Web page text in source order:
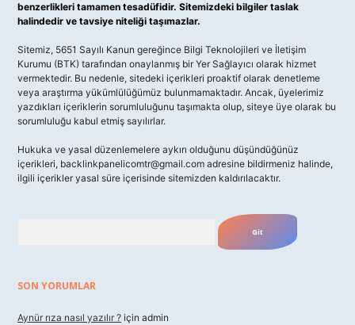
benzerlikleri tamamen tesadüfidir. Sitemizdeki bilgiler taslak
halindedir ve tavsiye niteliği taşımazlar.
Sitemiz, 5651 Sayılı Kanun gereğince Bilgi Teknolojileri ve İletişim
Kurumu (BTK) tarafından onaylanmış bir Yer Sağlayıcı olarak hizmet
vermektedir. Bu nedenle, sitedeki içerikleri proaktif olarak denetleme
veya araştırma yükümlülüğümüz bulunmamaktadır. Ancak, üyelerimiz
yazdıkları içeriklerin sorumluluğunu taşımakta olup, siteye üye olarak bu
sorumluluğu kabul etmiş sayılırlar.
Hukuka ve yasal düzenlemelere aykırı olduğunu düşündüğünüz
içerikleri, backlinkpanelicomtr@gmail.com adresine bildirmeniz halinde,
ilgili içerikler yasal süre içerisinde sitemizden kaldırılacaktır.
SON YORUMLAR
Aynür rıza nasıl yazılır ? için admin